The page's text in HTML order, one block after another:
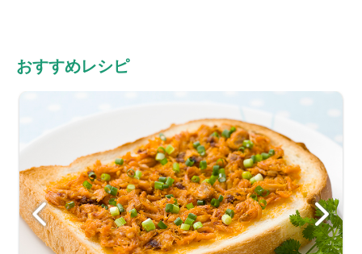
おすすめレシピ